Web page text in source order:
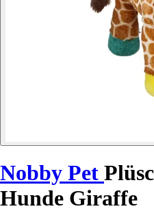
Nobby Pet
Hunde Giraffe